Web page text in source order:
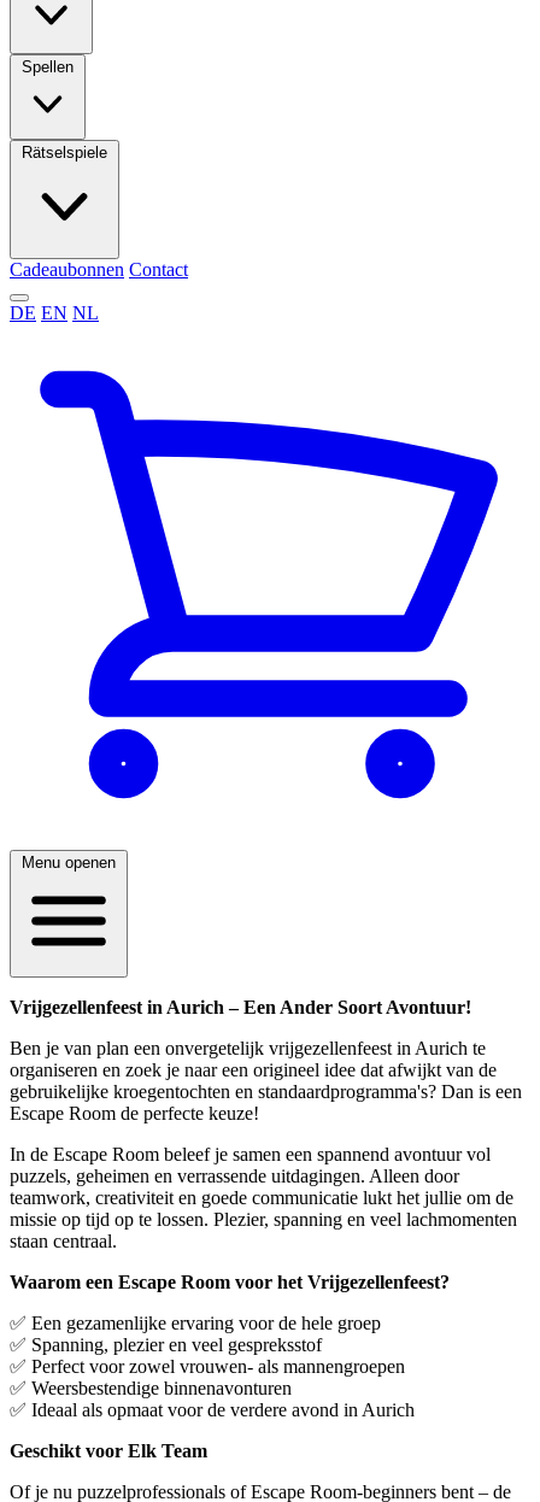
Spellen
Rätselspiele
Cadeaubonnen Contact
DE EN NL
Menu openen
Vrijgezellenfeest in Aurich – Een Ander Soort Avontuur!
Ben je van plan een onvergetelijk vrijgezellenfeest in Aurich te
organiseren en zoek je naar een origineel idee dat afwijkt van de
gebruikelijke kroegentochten en standaardprogramma's? Dan is een
Escape Room de perfecte keuze!
In de Escape Room beleef je samen een spannend avontuur vol
puzzels, geheimen en verrassende uitdagingen. Alleen door
teamwork, creativiteit en goede communicatie lukt het jullie om de
missie op tijd op te lossen. Plezier, spanning en veel lachmomenten
staan centraal.
Waarom een Escape Room voor het Vrijgezellenfeest?
✅ Een gezamenlijke ervaring voor de hele groep
✅ Spanning, plezier en veel gespreksstof
✅ Perfect voor zowel vrouwen- als mannengroepen
✅ Weersbestendige binnenavonturen
✅ Ideaal als opmaat voor de verdere avond in Aurich
Geschikt voor Elk Team
Of je nu puzzelprofessionals of Escape Room-beginners bent – de